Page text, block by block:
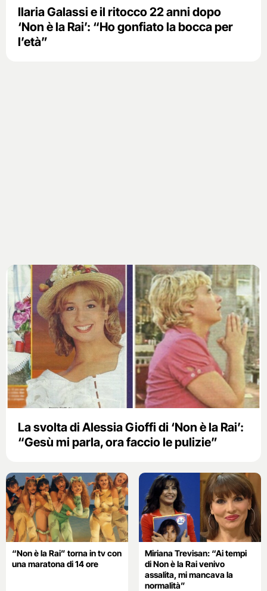
Ilaria Galassi e il ritocco 22 anni dopo
‘Non è la Rai’: “Ho gonfiato la bocca per
l’età”
La svolta di Alessia Gioffi di ‘Non è la Rai’:
“Gesù mi parla, ora faccio le pulizie”
“Non è la Rai” torna in tv con
una maratona di 14 ore
Miriana Trevisan: “Ai tempi
di Non è la Rai venivo
assalita, mi mancava la
normalità”